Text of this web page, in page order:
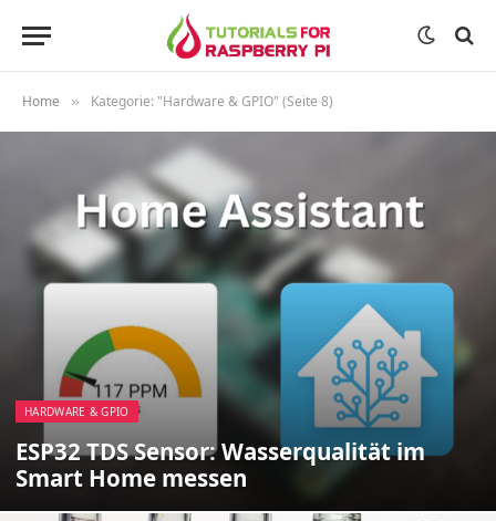
Home » Kategorie: "Hardware & GPIO" (Seite 8)
HARDWARE & GPIO
ESP32 TDS Sensor: Wasserqualität im
Smart Home messen